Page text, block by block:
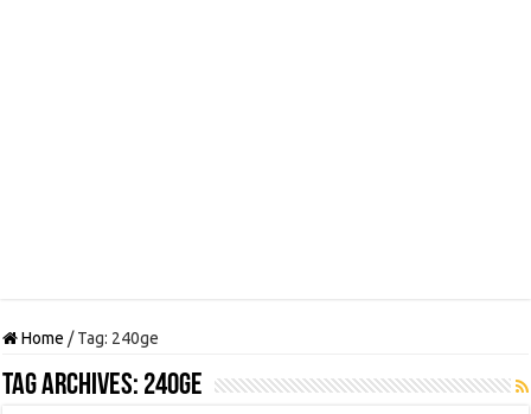
Home / Tag: 240ge
Tag Archives: 240ge